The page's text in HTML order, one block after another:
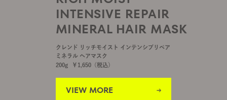
INTENSIVE REPAIR
MINERAL HAIR MASK
クレンド リッチモイスト インテンシブリペア
ミネラル ヘアマスク
200g
￥ 1,650 （税込）
VIEW MORE
VIEW MORE